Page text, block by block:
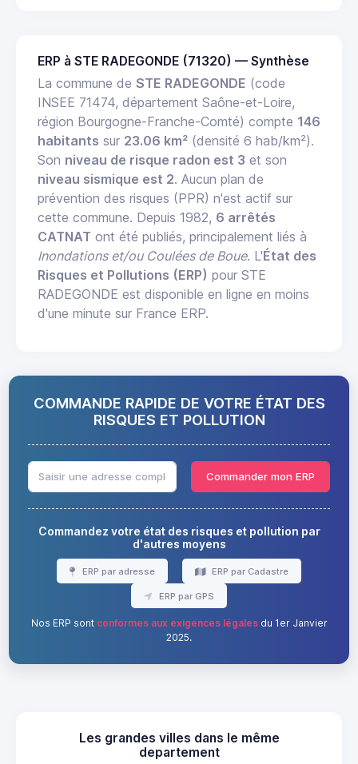
ERP à STE RADEGONDE (71320) — Synthèse
La commune de STE RADEGONDE (code
INSEE 71474, département Saône-et-Loire,
région Bourgogne-Franche-Comté) compte 146
habitants sur 23.06 km² (densité 6 hab/km²).
Son niveau de risque radon est 3 et son
niveau sismique est 2. Aucun plan de
prévention des risques (PPR) n'est actif sur
cette commune. Depuis 1982, 6 arrêtés
CATNAT ont été publiés, principalement liés à
Inondations et/ou Coulées de Boue. L'État des
Risques et Pollutions (ERP) pour STE
RADEGONDE est disponible en ligne en moins
d'une minute sur France ERP.
COMMANDE RAPIDE DE VOTRE ÉTAT DES
RISQUES ET POLLUTION
Commander mon ERP
Commandez votre état des risques et pollution par
d'autres moyens
ERP par adresse ERP par Cadastre
ERP par GPS
Nos ERP sont conformes aux exigences légalesdu 1er Janvier
2025.
Les grandes villes dans le même
departement